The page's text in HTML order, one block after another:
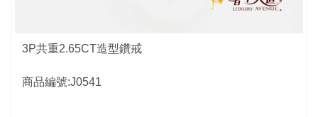
3P共重2.65CT造型鑽戒
商品編號:J0541